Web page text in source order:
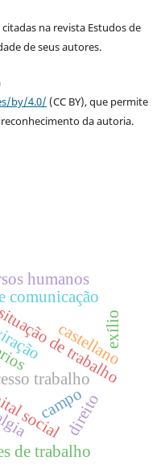
na revista Estudos de
de seus autores.
by/4.0/ (CC BY), que permite
da autoria.
trabalho
de trabalho
comunicação
social
de trabalho
humanos
campo
castellano
exílio
direito